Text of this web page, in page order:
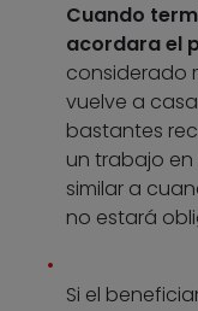
Cuando
acordara el
considerado
vuelve a
bastantes
un trabajo
similar a
no estará
Si el